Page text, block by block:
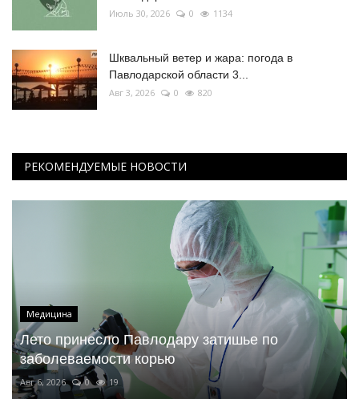
Июль 30, 2026 0 1134
Шквальный ветер и жара: погода в
Павлодарской области 3...
Авг 3, 2026 0 820
РЕКОМЕНДУЕМЫЕ НОВОСТИ
Медицина
Лето принесло Павлодару затишье по
заболеваемости корью
Авг 6, 2026 0 19